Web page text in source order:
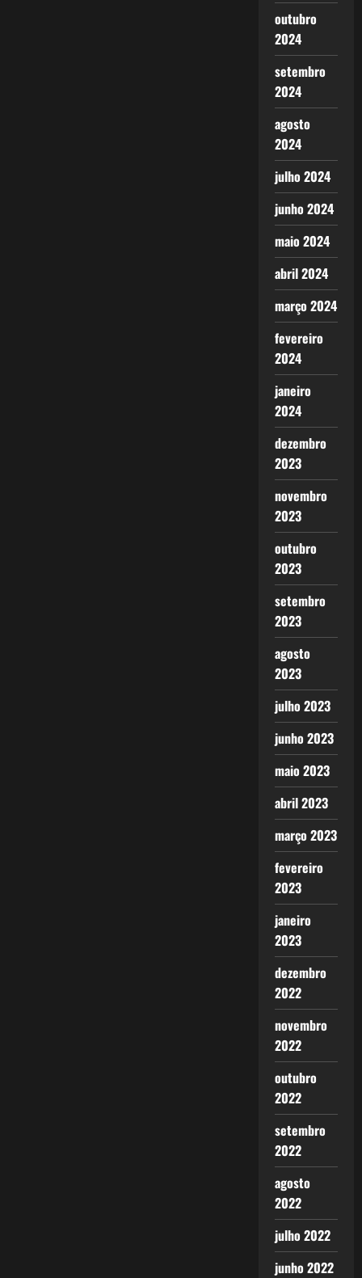
outubro
2024
setembro
2024
agosto
2024
julho 2024
junho 2024
maio 2024
abril 2024
março 2024
fevereiro
2024
janeiro
2024
dezembro
2023
novembro
2023
outubro
2023
setembro
2023
agosto
2023
julho 2023
junho 2023
maio 2023
abril 2023
março 2023
fevereiro
2023
janeiro
2023
dezembro
2022
novembro
2022
outubro
2022
setembro
2022
agosto
2022
julho 2022
junho 2022